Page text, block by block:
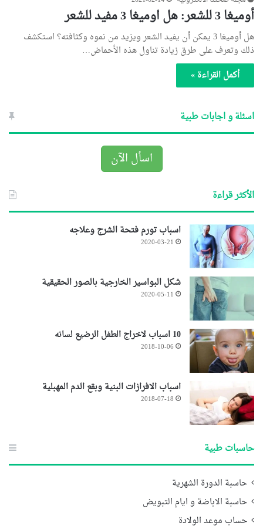
أوميغا 3 للشعر: هل اوميغا 3 مفيد للشعر
هل أوميغا 3 يمكن أن يفيد الشعر ويزيد من نموه وكثافته؟ استكشف
ذلك وتعرف على طرق زيادة تناول هذه الأحماض…
أكمل القراءة »
اسئلة و اجابات طبية
اسأل الآن
الأكثر قراءة
اسباب تورم فتحة الشرج وعلاجه
2020-03-21
شكل البواسير الخارجية بالصور الحقيقية
2020-05-11
10 اسباب لاخراج الطفل الرضيع لسانه
2018-10-06
اسباب الافرازات البنية وبقع الدم المهبلية
2018-07-18
حاسبات طبية
حاسبة الدورة الشهرية
حاسبة الاباضة و ايام التبويض
حساب موعد الولادة